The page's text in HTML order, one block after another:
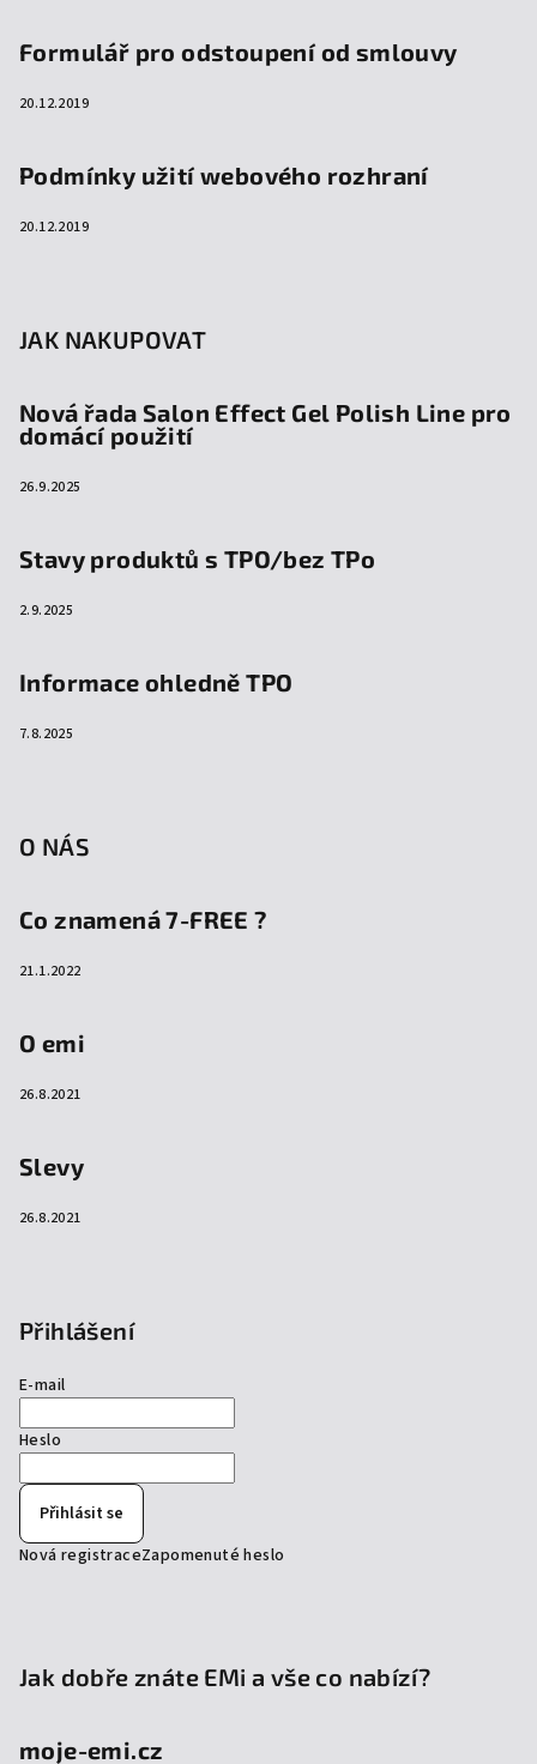
Formulář pro odstoupení od smlouvy
20.12.2019
Podmínky užití webového rozhraní
20.12.2019
JAK NAKUPOVAT
Nová řada Salon Effect Gel Polish Line pro
domácí použití
26.9.2025
Stavy produktů s TPO/bez TPo
2.9.2025
Informace ohledně TPO
7.8.2025
O NÁS
Co znamená 7-FREE ?
21.1.2022
O emi
26.8.2021
Slevy
26.8.2021
Přihlášení
E-mail
Heslo
Přihlásit se
Nová registraceZapomenuté heslo
Jak dobře znáte EMi a vše co nabízí?
moje-emi.cz